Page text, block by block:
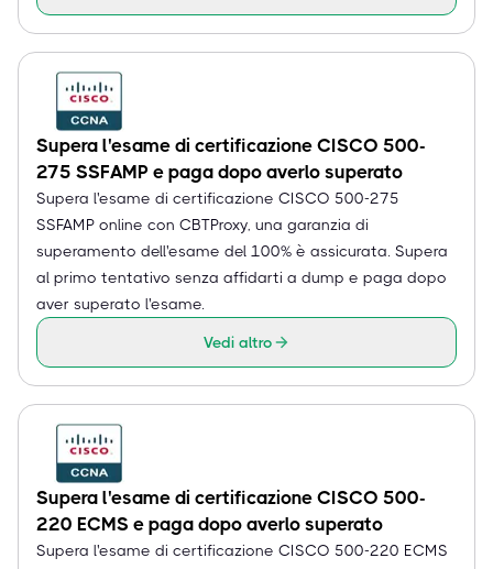
Supera l'esame di certificazione CISCO 500-
275 SSFAMP e paga dopo averlo superato
Supera l'esame di certificazione CISCO 500-275
SSFAMP online con CBTProxy, una garanzia di
superamento dell'esame del 100% è assicurata. Supera
al primo tentativo senza affidarti a dump e paga dopo
aver superato l'esame.
Vedi altro
Supera l'esame di certificazione CISCO 500-
220 ECMS e paga dopo averlo superato
Supera l'esame di certificazione CISCO 500-220 ECMS